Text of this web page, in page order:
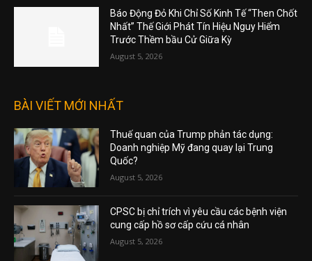
Báo Động Đỏ Khi Chỉ Số Kinh Tế “Then Chốt
Nhất” Thế Giới Phát Tín Hiệu Nguy Hiểm
Trước Thềm bầu Cử Giữa Kỳ
August 5, 2026
BÀI VIẾT MỚI NHẤT
Thuế quan của Trump phản tác dụng:
Doanh nghiệp Mỹ đang quay lại Trung
Quốc?
August 5, 2026
CPSC bị chỉ trích vì yêu cầu các bệnh viện
cung cấp hồ sơ cấp cứu cá nhân
August 5, 2026